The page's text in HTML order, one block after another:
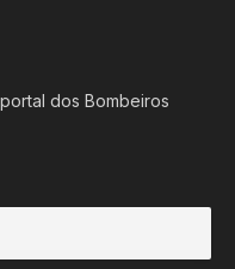
dos Bombeiros